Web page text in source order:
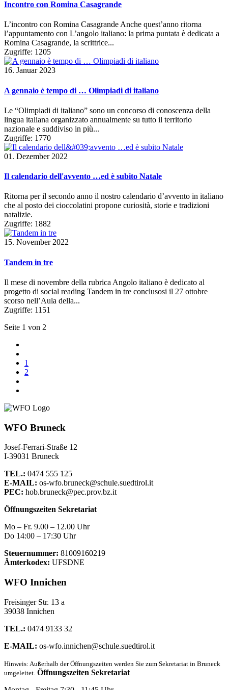
Incontro con Romina Casagrande
L’incontro con Romina Casagrande Anche quest’anno ritorna
l’appuntamento con L’angolo italiano: la prima puntata è dedicata a
Romina Casagrande, la scrittrice...
Zugriffe: 1205
16. Januar 2023
A gennaio è tempo di … Olimpiadi di italiano
Le “Olimpiadi di italiano” sono un concorso di conoscenza della
lingua italiana organizzato annualmente su tutto il territorio
nazionale e suddiviso in più...
Zugriffe: 1770
01. Dezember 2022
Il calendario dell'avvento …ed è subito Natale
Ritorna per il secondo anno il nostro calendario d’avvento in italiano
che al posto dei cioccolatini propone curiosità, storie e tradizioni
natalizie.
Zugriffe: 1882
15. November 2022
Tandem in tre
Il mese di novembre della rubrica Angolo italiano è dedicato al
progetto di social reading Tandem in tre conclusosi il 27 ottobre
scorso nell’Aula della...
Zugriffe: 1151
Seite 1 von 2
1
2
WFO Bruneck
Josef-Ferrari-Straße 12
I-39031 Bruneck
TEL.: 0474 555 125
E-MAIL: os-wfo.bruneck@schule.suedtirol.it
PEC: hob.bruneck@pec.prov.bz.it
Öffnungszeiten Sekretariat
Mo – Fr. 9.00 – 12.00 Uhr
Do 14:00 – 17:30 Uhr
Steuernummer: 81009160219
Ämterkodex: UFSDNE
WFO Innichen
Freisinger Str. 13 a
39038 Innichen
TEL.: 0474 9133 32
E-MAIL: os-wfo.innichen@schule.suedtirol.it
Hinweis: Außerhalb der Öffnungszeiten werden Sie zum Sekretariat in Bruneck
umgeleitet. Öffnungszeiten Sekretariat